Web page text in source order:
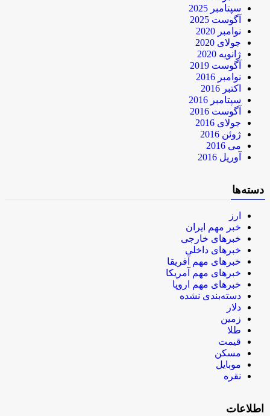
سپتامبر 2025
آگوست 2025
نوامبر 2020
جولای 2020
ژانویه 2020
آگوست 2019
نوامبر 2016
اکتبر 2016
سپتامبر 2016
آگوست 2016
جولای 2016
ژوئن 2016
می 2016
آوریل 2016
دسته‌ها
ارز
خبر مهم ایران
خبرهای خارجی
خبرهای داخلی
خبرهای مهم آفریقا
خبرهای مهم آمریکا
خبرهای مهم اروپا
دسته‌بندی نشده
دلار
زمین
طلا
قیمت
مسکن
موبایل
نقره
اطلاعات